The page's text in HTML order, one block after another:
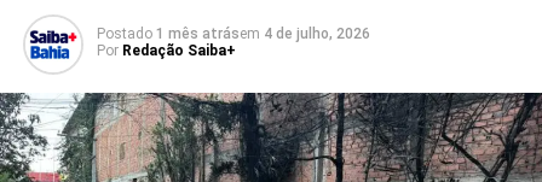
Postado 1 mês atrásem 4 de julho, 2026
Por Redação Saiba+